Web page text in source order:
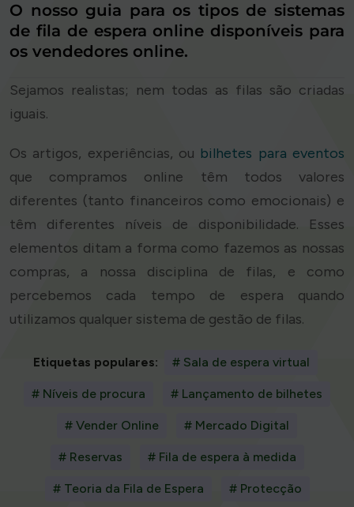
O nosso guia para os tipos de sistemas
de fila de espera online disponíveis para
os vendedores online.
Sejamos realistas; nem todas as filas são criadas
iguais.
Os artigos, experiências, ou bilhetes para eventos
que compramos online têm todos valores
diferentes (tanto financeiros como emocionais) e
têm diferentes níveis de disponibilidade. Esses
elementos ditam a forma como fazemos as nossas
compras, a nossa disciplina de filas, e como
percebemos cada tempo de espera quando
utilizamos qualquer sistema de gestão de filas.
Etiquetas populares: # Sala de espera virtual
# Níveis de procura # Lançamento de bilhetes
# Vender Online # Mercado Digital
# Reservas # Fila de espera à medida
# Teoria da Fila de Espera # Protecção